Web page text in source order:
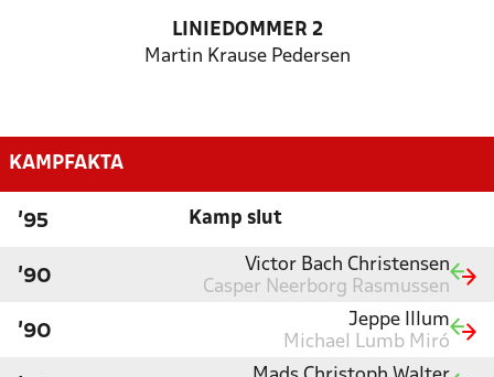
LINIEDOMMER 2
Martin Krause Pedersen
KAMPFAKTA
'95 Kamp slut
'90
Victor Bach Christensen
Casper Neerborg Rasmussen
'90
Jeppe Illum
Michael Lumb Miró